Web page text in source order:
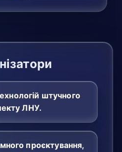
штучного
ЛНУ.
проєктування,